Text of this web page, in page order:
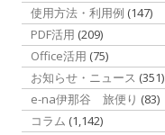
使用方法・利用例 (147)
PDF活用 (209)
Office活用 (75)
お知らせ・ニュース (351)
e-na伊那谷 旅便り (83)
コラム (1,142)